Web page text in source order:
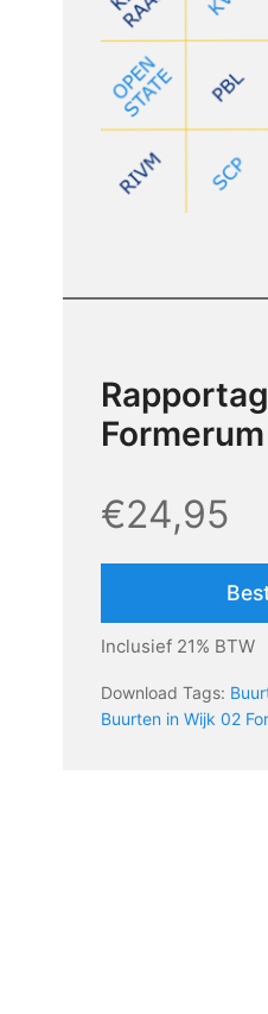
Formerum
€24,95
Inclusief 21% BTW
Download Tags:
Buurten in Wijk 02